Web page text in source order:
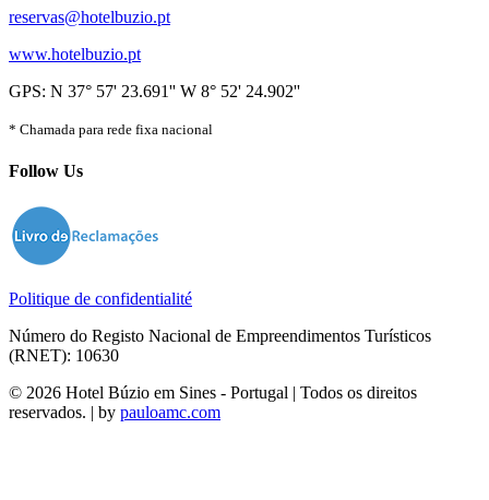
reservas@hotelbuzio.pt
www.hotelbuzio.pt
GPS: N 37° 57' 23.691'' W 8° 52' 24.902''
* Chamada para rede fixa nacional
Follow Us
Politique de confidentialité
Número do Registo Nacional de Empreendimentos Turísticos
(RNET): 10630
© 2026 Hotel Búzio em Sines - Portugal | Todos os direitos
reservados. | by pauloamc.com